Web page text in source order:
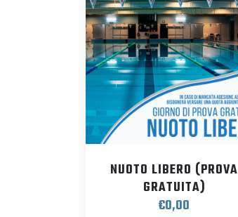
NUOTO LIBERO (PROVA
GRATUITA)
€0,00